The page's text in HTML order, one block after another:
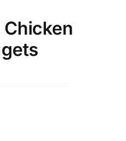
Chicken